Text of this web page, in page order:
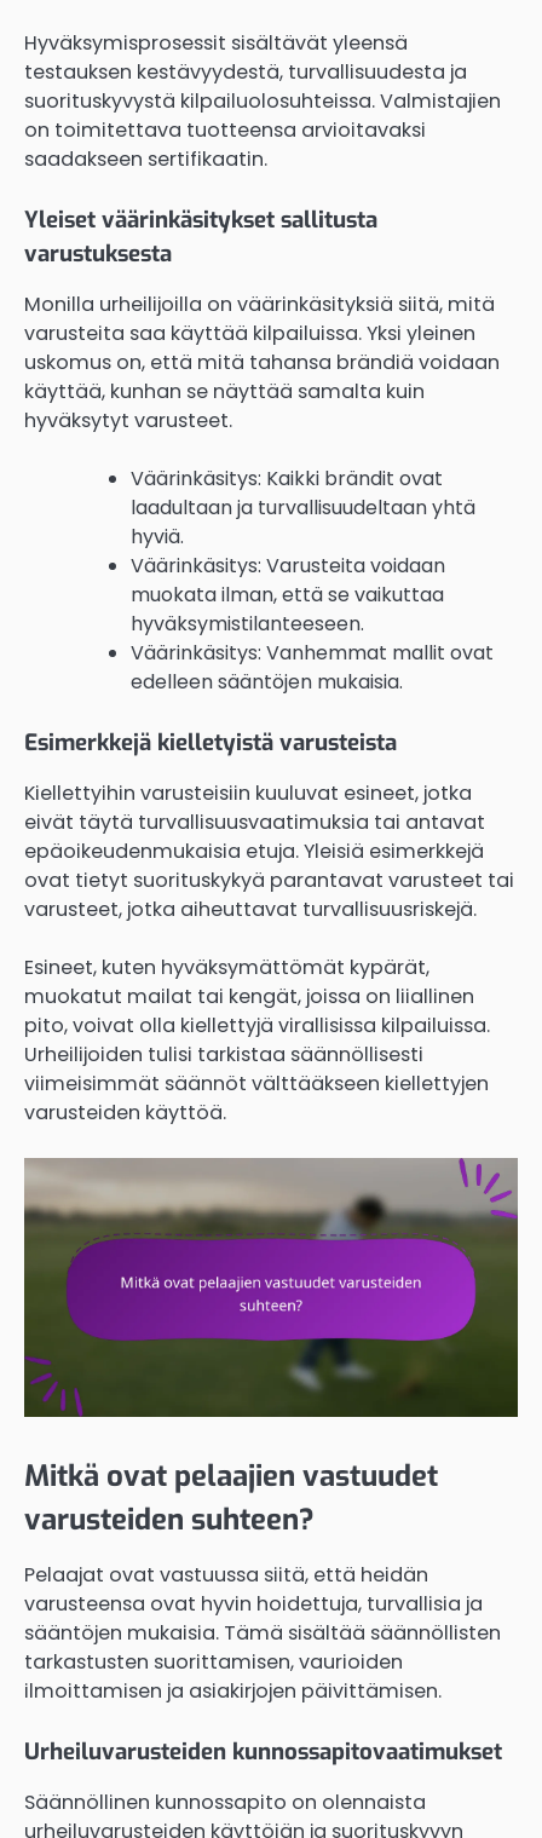
Hyväksymisprosessit sisältävät yleensä
testauksen kestävyydestä, turvallisuudesta ja
suorituskyvystä kilpailuolosuhteissa. Valmistajien
on toimitettava tuotteensa arvioitavaksi
saadakseen sertifikaatin.
Yleiset väärinkäsitykset sallitusta
varustuksesta
Monilla urheilijoilla on väärinkäsityksiä siitä, mitä
varusteita saa käyttää kilpailuissa. Yksi yleinen
uskomus on, että mitä tahansa brändiä voidaan
käyttää, kunhan se näyttää samalta kuin
hyväksytyt varusteet.
Väärinkäsitys: Kaikki brändit ovat
laadultaan ja turvallisuudeltaan yhtä
hyviä.
Väärinkäsitys: Varusteita voidaan
muokata ilman, että se vaikuttaa
hyväksymistilanteeseen.
Väärinkäsitys: Vanhemmat mallit ovat
edelleen sääntöjen mukaisia.
Esimerkkejä kielletyistä varusteista
Kiellettyihin varusteisiin kuuluvat esineet, jotka
eivät täytä turvallisuusvaatimuksia tai antavat
epäoikeudenmukaisia etuja. Yleisiä esimerkkejä
ovat tietyt suorituskykyä parantavat varusteet tai
varusteet, jotka aiheuttavat turvallisuusriskejä.
Esineet, kuten hyväksymättömät kypärät,
muokatut mailat tai kengät, joissa on liiallinen
pito, voivat olla kiellettyjä virallisissa kilpailuissa.
Urheilijoiden tulisi tarkistaa säännöllisesti
viimeisimmät säännöt välttääkseen kiellettyjen
varusteiden käyttöä.
Mitkä ovat pelaajien vastuudet
varusteiden suhteen?
Pelaajat ovat vastuussa siitä, että heidän
varusteensa ovat hyvin hoidettuja, turvallisia ja
sääntöjen mukaisia. Tämä sisältää säännöllisten
tarkastusten suorittamisen, vaurioiden
ilmoittamisen ja asiakirjojen päivittämisen.
Urheiluvarusteiden kunnossapitovaatimukset
Säännöllinen kunnossapito on olennaista
urheiluvarusteiden käyttöiän ja suorituskyvyn